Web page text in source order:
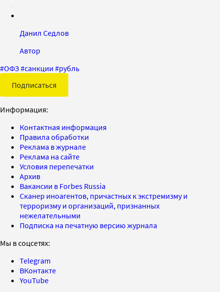
Данил Седлов
Автор
#ОФЗ#санкции #рубль
Подписаться
Информация:
Контактная информация
Правила обработки
Реклама в журнале
Реклама на сайте
Условия перепечатки
Архив
Вакансии в Forbes Russia
Сканер иноагентов, причастных к экстремизму и
терроризму и организаций, признанных
нежелательными
Подписка на печатную версию журнала
Мы в соцсетях:
Telegram
ВКонтакте
YouTube